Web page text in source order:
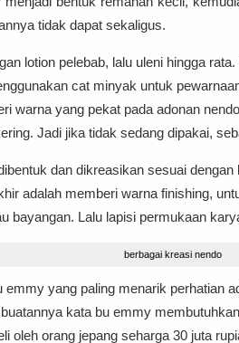
tidak dapat sekaligus.
lotion pelebab, lalu uleni hingga
cat minyak untuk
warna yang pekat pada adonan
Jadi jika tidak sedang dipakai,
dan dikreasikan sesuai
adalah memberi warna finishing,
bayangan. Lalu lapisi permukaan
berbagai kreasi nendo
yang paling menarik perhatian
kata bu emmy
oleh orang jepang seharga 30 juta